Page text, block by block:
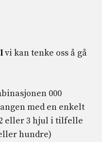
vi kan tenke oss å gå
000
med en enkelt
eller 3 hjul i tilfelle
hundre)